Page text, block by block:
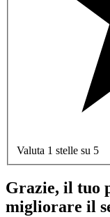
Valuta 1 stelle su 5
Grazie, il tuo
migliorare il